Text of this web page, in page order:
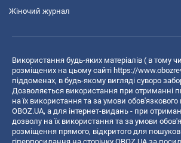
Жіночий журнал
Використання будь-яких матеріалів ( в тому
розміщених на цьому сайті https://
піддоменах, в будь-якому вигляді суворо
Дозволяється використання при отриманні
на їх використання та за умови
OBOZ.UA, а для інтернет-видань - при
дозволу на їх використання та за умови
розміщення прямого, відкритого для